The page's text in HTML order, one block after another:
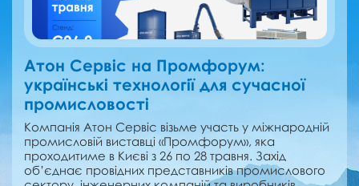
Атон Сервіс на Промфорум:
українські технології для сучасної
промисловості
Компанія Атон Сервіс візьме участь у міжнародній
промисловій виставці «Промфорум», яка
проходитиме в Києві з 26 по 28 травня. Захід
об’єднає провідних представників промислового